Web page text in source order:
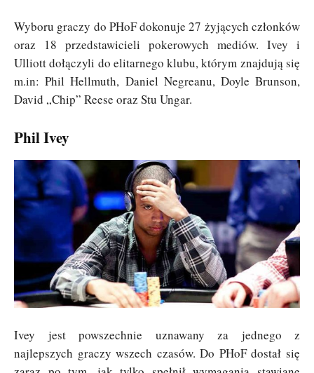
Wyboru graczy do PHoF dokonuje 27 żyjących członków
oraz 18 przedstawicieli pokerowych mediów. Ivey i
Ulliott dołączyli do elitarnego klubu, którym znajdują się
m.in: Phil Hellmuth, Daniel Negreanu, Doyle Brunson,
David „Chip” Reese oraz Stu Ungar.
Phil Ivey
Ivey jest powszechnie uznawany za jednego z
najlepszych graczy wszech czasów. Do PHoF dostał się